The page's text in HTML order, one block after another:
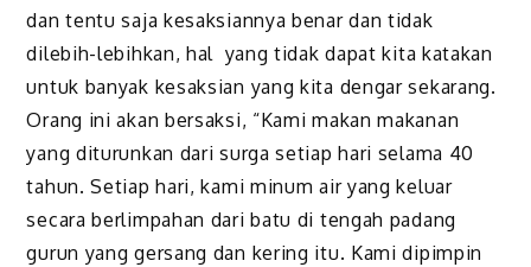
dan tentu saja kesaksiannya benar dan tidak
dilebih-lebihkan, hal yang tidak dapat kita katakan
untuk banyak kesaksian yang kita dengar sekarang.
Orang ini akan bersaksi, “Kami makan makanan
yang diturunkan dari surga setiap hari selama 40
tahun. Setiap hari, kami minum air yang keluar
secara berlimpahan dari batu di tengah padang
gurun yang gersang dan kering itu. Kami dipimpin